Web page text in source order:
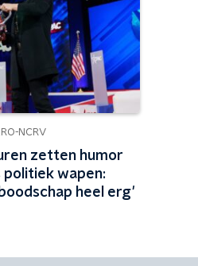
NCRV
zetten humor
politiek wapen:
heel erg'